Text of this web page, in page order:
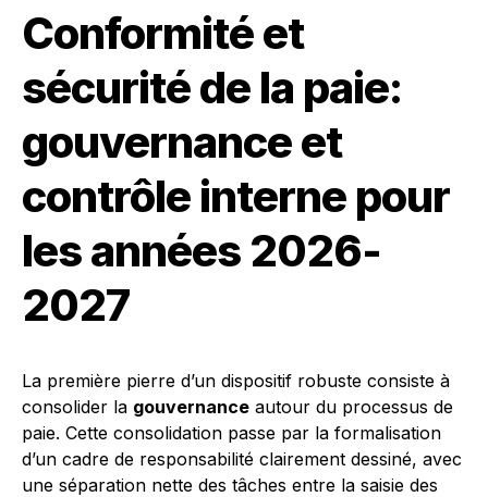
Conformité et
sécurité de la paie:
gouvernance et
contrôle interne pour
les années 2026-
2027
La première pierre d’un dispositif robuste consiste à
consolider la gouvernance autour du processus de
paie. Cette consolidation passe par la formalisation
d’un cadre de responsabilité clairement dessiné, avec
une séparation nette des tâches entre la saisie des